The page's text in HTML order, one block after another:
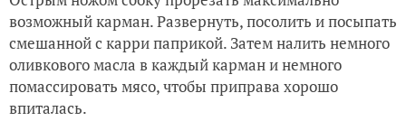
возможный карман. Развернуть, посолить и посыпать
смешанной с карри паприкой. Затем налить немного
оливкового масла в каждый карман и немного
помассировать мясо, чтобы приправа хорошо
впиталась.